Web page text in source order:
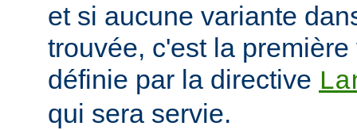
et si aucune variante
trouvée, c'est la
définie par la directive
qui sera servie.